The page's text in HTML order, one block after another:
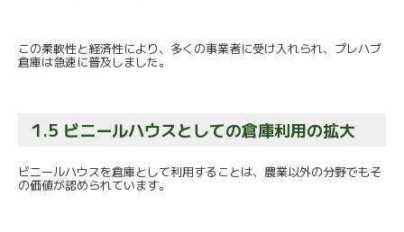
この柔軟性と経済性により、多くの事業者に受け入れられ、 プレハブ
倉庫は急速に普及しました。
1.5 ビニールハウスとしての倉庫利用の拡大
ビニールハウスを倉庫として利用することは、 農業以外の分野でもそ
の価値が認められています。